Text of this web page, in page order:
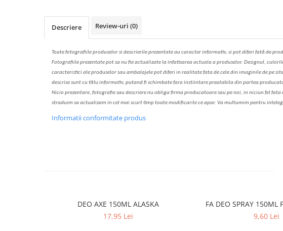
Vata demachianta
Descriere Review-uri (0)
Toate fotografiile produselorsidescrierileprezentate au caracter informativ, si pot diferi fată de
Fotografiile prezentate pot sa nu fie actualizate la infatisarea actuala a produselor. Designul,
caracteristici ale produselor sau ambalajele pot diferi in realitate fata de cele din imaginile de pe
descrise sunt cu titlu informativ, putand fi schimbate fara instiintare prealabila din partea produca
Nicio prezentare, fotografie sau descriere nu obliga firma producatoare sau pe noi, in niciun fel fata
straduim sa actualizam in cel mai scurt timp toate modificarile ce apar. Va multumim pentru int
Informatii conformitate produs
DEO AXE 150ML ALASKA
17,95 Lei
FA DEO SPRAY 150ML
9,60 Lei